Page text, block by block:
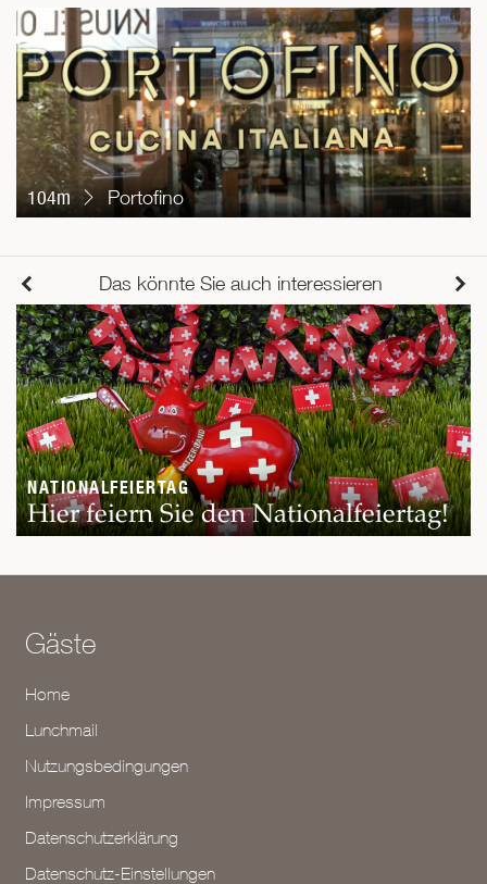
104m Portofino
Das könnte Sie auch interessieren
NATIONALFEIERTAG
Hier feiern Sie den Nationalfeiertag!
Gäste
Home
Lunchmail
Nutzungsbedingungen
Impressum
Datenschutzerklärung
Datenschutz-Einstellungen